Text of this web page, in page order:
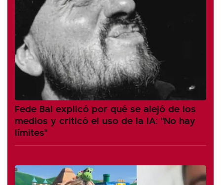
Fede Bal explicó por qué se alejó de los
medios y criticó el uso de la IA: "No hay
límites"